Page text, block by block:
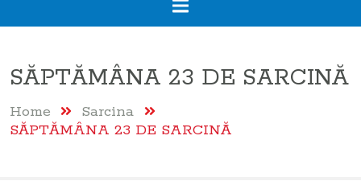
SĂPTĂMÂNA 23 DE SARCINĂ
Home
Sarcina
SĂPTĂMÂNA 23 DE SARCINĂ